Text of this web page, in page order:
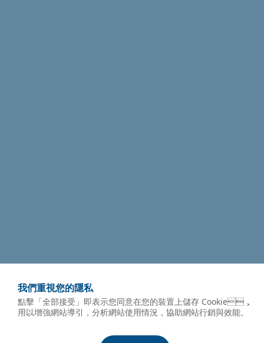
我們重視您的隱私
點擊「全部接受」即表示您同意在您的裝置上儲存 Cookie，
用以增強網站導引，分析網站使用情況，協助網站行銷與效能。